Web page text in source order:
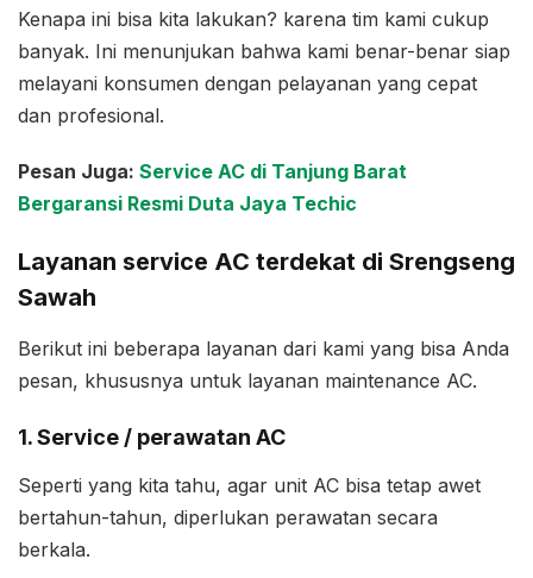
Kenapa ini bisa kita lakukan? karena tim kami cukup
banyak. Ini menunjukan bahwa kami benar-benar siap
melayani konsumen dengan pelayanan yang cepat
dan profesional.
Pesan Juga: Service AC di Tanjung Barat
Bergaransi Resmi Duta Jaya Techic
Layanan service AC terdekat di Srengseng
Sawah
Berikut ini beberapa layanan dari kami yang bisa Anda
pesan, khususnya untuk layanan maintenance AC.
1. Service / perawatan AC
Seperti yang kita tahu, agar unit AC bisa tetap awet
bertahun-tahun, diperlukan perawatan secara
berkala.